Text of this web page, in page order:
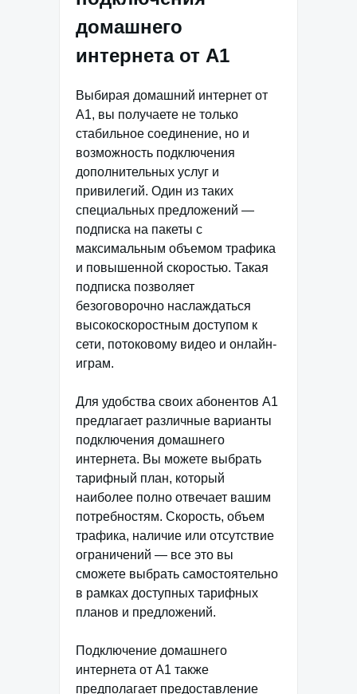
домашнего
интернета от А1
Выбирая домашний интернет от
А1, вы получаете не только
стабильное соединение, но и
возможность подключения
дополнительных услуг и
привилегий. Один из таких
специальных предложений —
подписка на пакеты с
максимальным объемом трафика
и повышенной скоростью. Такая
подписка позволяет
безоговорочно наслаждаться
высокоскоростным доступом к
сети, потоковому видео и онлайн-
играм.
Для удобства своих абонентов А1
предлагает различные варианты
подключения домашнего
интернета. Вы можете выбрать
тарифный план, который
наиболее полно отвечает вашим
потребностям. Скорость, объем
трафика, наличие или отсутствие
ограничений — все это вы
сможете выбрать самостоятельно
в рамках доступных тарифных
планов и предложений.
Подключение домашнего
интернета от А1 также
предполагает предоставление